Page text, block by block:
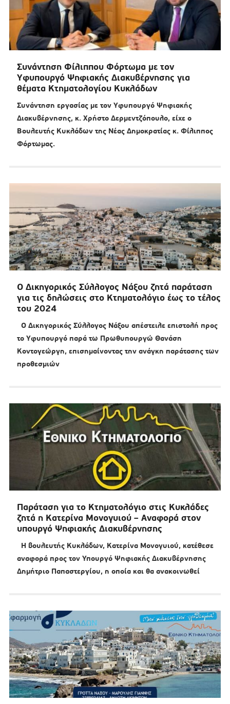
Συνάντηση Φίλιππου Φόρτωμα με τον
Υφυπουργό Ψηφιακής Διακυβέρνησης για
θέματα Κτηματολογίου Κυκλάδων
Συνάντηση εργασίας με τον Υφυπουργό Ψηφιακής
Διακυβέρνησης, κ. Χρήστο Δερμεντζόπουλο, είχε ο
Βουλευτής Κυκλάδων της Νέας Δημοκρατίας κ. Φίλιππος
Φόρτωμας.
Ο Δικηγορικός Σύλλογος Νάξου ζητά παράταση
για τις δηλώσεις στο Κτηματολόγιο έως το τέλος
του 2024
Ο Δικηγορικός Σύλλογος Νάξου απέστειλε επιστολή προς
το Υφυπουργό παρά τω Πρωθυπουργώ Θανάση
Κοντογεώργη, επισημαίνοντας την ανάγκη παράτασης των
προθεσμιών
Παράταση για το Κτηματολόγιο στις Κυκλάδες
ζητά η Κατερίνα Μονογυιού – Αναφορά στον
υπουργό Ψηφιακής Διακυβέρνησης
Η βουλευτής Κυκλάδων, Κατερίνα Μονογυιού, κατέθεσε
αναφορά προς τον Υπουργό Ψηφιακής Διακυβέρνησης
Δημήτριο Παπαστεργίου, η οποία και θα ανακοινωθεί